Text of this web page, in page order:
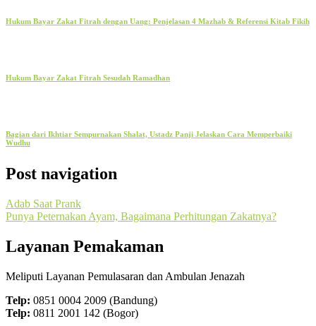
Hukum Bayar Zakat Fitrah dengan Uang: Penjelasan 4 Mazhab & Referensi Kitab Fikih
Hukum Bayar Zakat Fitrah Sesudah Ramadhan
Bagian dari Ikhtiar Sempurnakan Shalat, Ustadz Panji Jelaskan Cara Memperbaiki
Wudhu
Post navigation
Adab Saat Prank
Punya Peternakan Ayam, Bagaimana Perhitungan Zakatnya?
Layanan Pemakaman
Meliputi Layanan Pemulasaran dan Ambulan Jenazah
Telp: 0851 0004 2009 (Bandung)
Telp: 0811 2001 142 (Bogor)